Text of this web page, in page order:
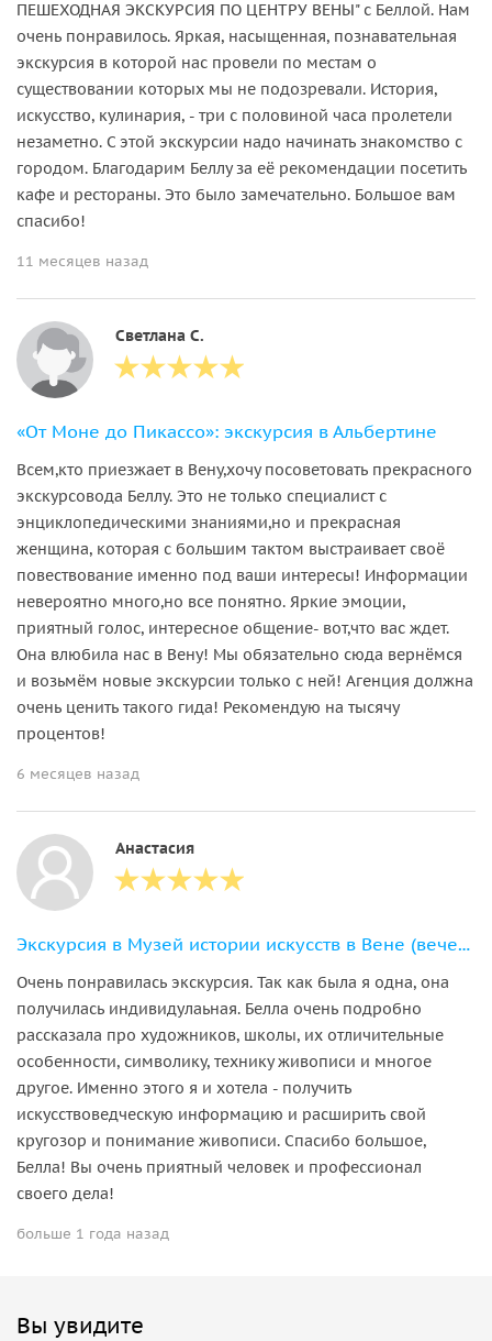
ПЕШЕХОДНАЯ ЭКСКУРСИЯ ПО ЦЕНТРУ ВЕНЫ" с Беллой. Нам
очень понравилось. Яркая, насыщенная, познавательная
экскурсия в которой нас провели по местам о
существовании которых мы не подозревали. История,
искусство, кулинария, - три с половиной часа пролетели
незаметно. С этой экскурсии надо начинать знакомство с
городом. Благодарим Беллу за её рекомендации посетить
кафе и рестораны. Это было замечательно. Большое вам
спасибо!
11 месяцев назад
Светлана С.
«От Моне до Пикассо»: экскурсия в Альбертине
Всем,кто приезжает в Вену,хочу посоветовать прекрасного
экскурсовода Беллу. Это не только специалист с
энциклопедическими знаниями,но и прекрасная
женщина, которая с большим тактом выстраивает своё
повествование именно под ваши интересы! Информации
невероятно много,но все понятно. Яркие эмоции,
приятный голос, интересное общение- вот,что вас ждет.
Она влюбила нас в Вену! Мы обязательно сюда вернёмся
и возьмём новые экскурсии только с ней! Агенция должна
очень ценить такого гида! Рекомендую на тысячу
процентов!
6 месяцев назад
Анастасия
Экскурсия в Музей истории искусств в Вене (вечерняя экскурсия )
Очень понравилась экскурсия. Так как была я одна, она
получилась индивидулаьная. Белла очень подробно
рассказала про художников, школы, их отличительные
особенности, символику, технику живописи и многое
другое. Именно этого я и хотела - получить
искусствоведческую информацию и расширить свой
кругозор и понимание живописи. Спасибо большое,
Белла! Вы очень приятный человек и профессионал
своего дела!
больше 1 года назад
Вы увидите